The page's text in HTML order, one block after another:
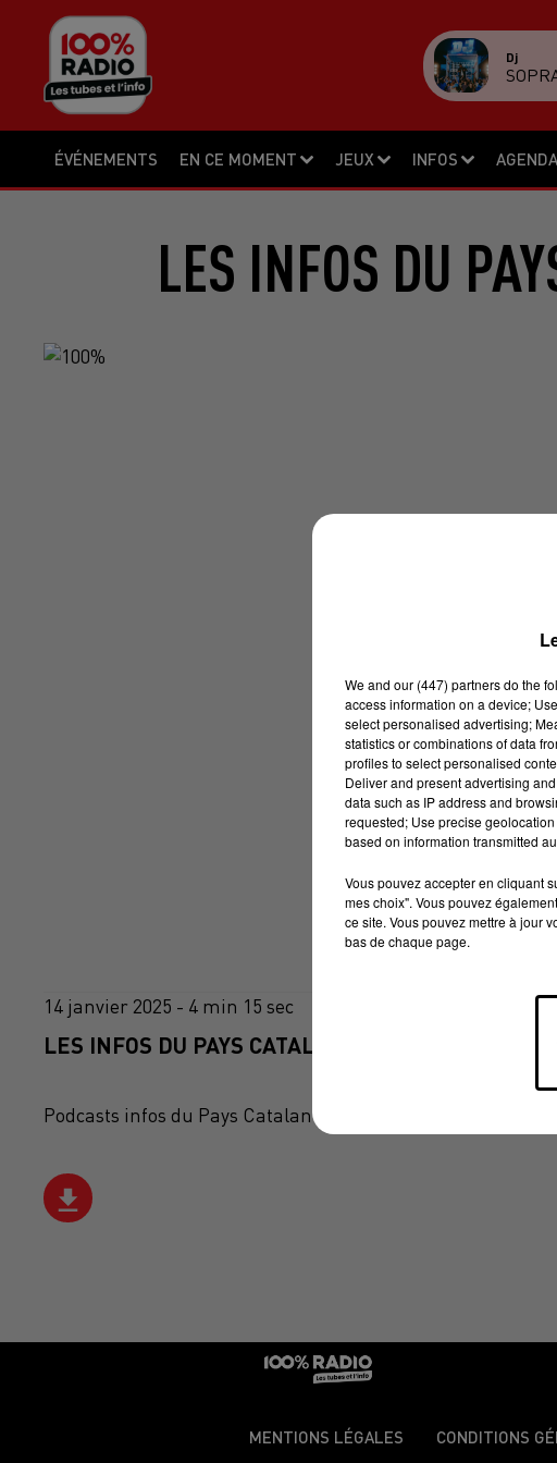
ÉVÉNEMENTS EN CE MOMENT JEUX INFOS AGENDA
Dj
LES INFOS DU
14 janvier 2025 - 4 min 15 sec
LES INFOS DU PAYS CATALAN DU 14/01/2025 À
Podcasts infos du Pays Catalan
MENTIONS LÉGALES CONDITIONS
We and our (447) partnersdo the
access information on a device;
select personalised advertising;
statistics or combinations of data
profiles to select personalised
Deliver and present advertising
data such as IP address and
requested; Use precise
based on information transmitted
Vous pouvez accepter en cliquant
mes choix". Vous pouvez
ce site. Vous pouvez mettre à jour
bas de chaque page.